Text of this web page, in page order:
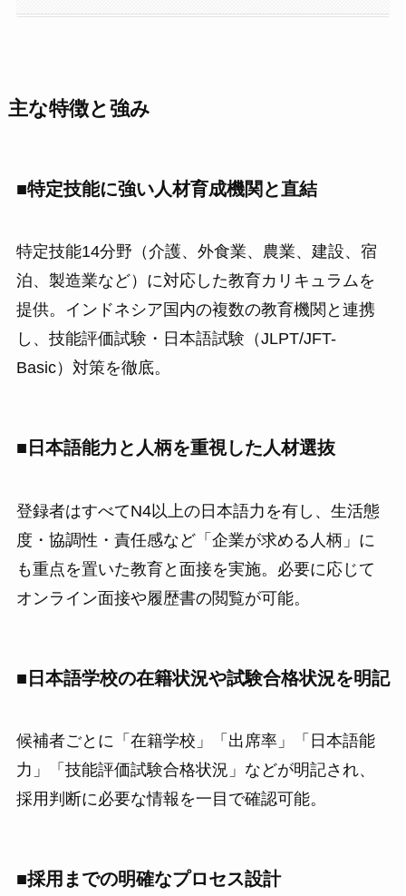
主な特徴と強み
■特定技能に強い人材育成機関と直結
特定技能14分野（介護、外食業、農業、建設、宿
泊、製造業など）に対応した教育カリキュラムを
提供。インドネシア国内の複数の教育機関と連携
し、技能評価試験・日本語試験（JLPT/JFT-
Basic）対策を徹底。
■日本語能力と人柄を重視した人材選抜
登録者はすべてN4以上の日本語力を有し、生活態
度・協調性・責任感など「企業が求める人柄」に
も重点を置いた教育と面接を実施。必要に応じて
オンライン面接や履歴書の閲覧が可能。
■日本語学校の在籍状況や試験合格状況を明記
候補者ごとに「在籍学校」「出席率」「日本語能
力」「技能評価試験合格状況」などが明記され、
採用判断に必要な情報を一目で確認可能。
■採用までの明確なプロセス設計